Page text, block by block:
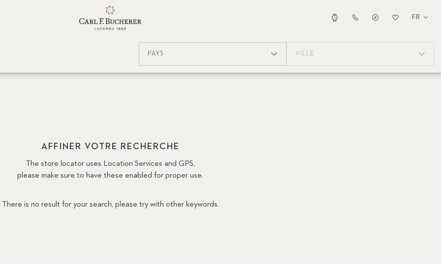
FR
PAYS VILLE
AFFINER VOTRE RECHERCHE
The store locator uses Location Services and GPS,
please make sure to have these enabled for proper use.
There is no result for your search, please try with other keywords.